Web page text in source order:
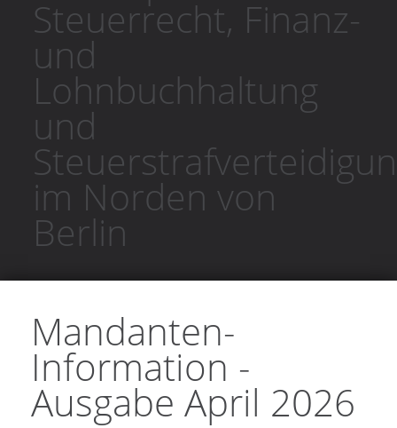
Steuerrecht, Finanz-
und
Lohnbuchhaltung
und
im Norden von
Berlin
Mandanten-
Information -
Ausgabe April 2026